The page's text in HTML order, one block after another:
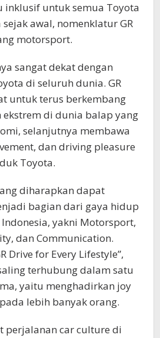
inklusif untuk semua Toyota
awal, nomenklatur GR
motorsport.
sangat dekat dengan
di seluruh dunia. GR
untuk terus berkembang
di dunia balap yang
selanjutnya membawa
dan driving pleasure
Toyota.
diharapkan dapat
bagian dari gaya hidup
yakni Motorsport,
dan Communication.
Drive for Every Lifestyle”,
terhubung dalam satu
yaitu menghadirkan joy
lebih banyak orang.
perjalanan car culture di